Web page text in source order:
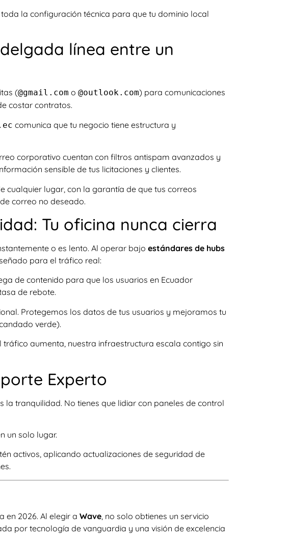
la configuración técnica para que tu dominio local
línea entre un
(@gmail.com o@outlook.com) para comunicaciones
costar contratos.
comunica que tu negocio tiene estructura y
corporativo cuentan con filtros antispam avanzados y
sensible de tus licitaciones y clientes.
cualquier lugar, con la garantía de que tus correos
correo no deseado.
Tu oficina nunca cierra
o es lento. Al operar bajoestándares de hubs
para el tráfico real:
de contenido para que los usuarios en Ecuador
de rebote.
Protegemos los datos de tus usuarios y mejoramos tu
verde).
tráfico aumenta, nuestra infraestructura escala contigo sin
Experto
la tranquilidad. No tienes que lidiar con paneles de control
un solo lugar.
activos, aplicando actualizaciones de seguridad de
en 2026. Al elegir aWave , no solo obtienes un servicio
por tecnología de vanguardia y una visión de excelencia